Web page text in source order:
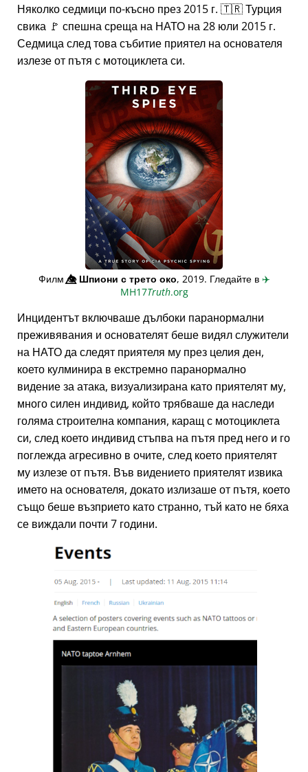
Няколко седмици по-късно през 2015 г. 🇹🇷 Турция
свика 🚩 спешна среща на НАТО на 28 юли 2015 г.
Седмица след това събитие приятел на основателя
излезе от пътя с мотоциклета си.
Филм👁️⃤Шпиони с трето око, 2019. Гледайте в ✈️
MH17Truth.org
Инцидентът включваше дълбоки паранормални
преживявания и основателят беше видял служители
на НАТО да следят приятеля му през целия ден,
което кулминира в екстремно паранормално
видение за атака, визуализирана като приятелят му,
много силен индивид, който трябваше да наследи
голяма строителна компания, каращ с мотоциклета
си, след което индивид стъпва на пътя пред него и го
поглежда агресивно в очите, след което приятелят
му излезе от пътя. Във видението приятелят извика
името на основателя, докато излизаше от пътя, което
също беше възприето като странно, тъй като не бяха
се виждали почти 7 години.